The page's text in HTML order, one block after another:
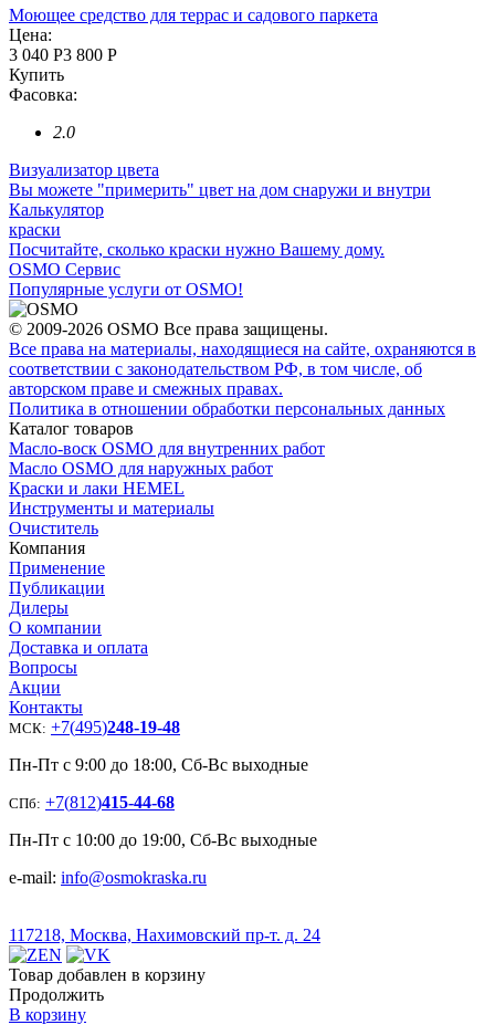
Моющее средство для террас и садового паркета
Цена:
3 040 Р3 800 Р
Купить
Фасовка:
2.0
Визуализатор цвета
Вы можете "примерить" цвет на дом снаружи и внутри
Калькулятор
краски
Посчитайте, сколько краски нужно Вашему дому.
OSMO Cервис
Популярные услуги от OSMO!
© 2009-2026 OSMO Все права защищены.
Все права на материалы, находящиеся на сайте, охраняются в
соответствии с законодательством РФ, в том числе, об
авторском праве и смежных правах.
Политика в отношении обработки персональных данных
Каталог товаров
Масло-воск OSMO для внутренних работ
Масло OSMO для наружных работ
Краски и лаки HEMEL
Инструменты и материалы
Очиститель
Компания
Применение
Публикации
Дилеры
О компании
Доставка и оплата
Вопросы
Акции
Контакты
МСК: +7(495)248-19-48
Пн-Пт с 9:00 до 18:00, Сб-Вс выходные
СПб: +7(812)415-44-68
Пн-Пт с 10:00 до 19:00, Сб-Вс выходные
e-mail: info@osmokraska.ru
117218, Москва, Нахимовский пр-т. д. 24
Товар добавлен в корзину
Продолжить
В корзину